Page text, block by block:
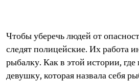
Чтобы уберечь людей от
следят полицейские. Их работа
рыбалку. Как в этой истории,
девушку, которая назвала себя